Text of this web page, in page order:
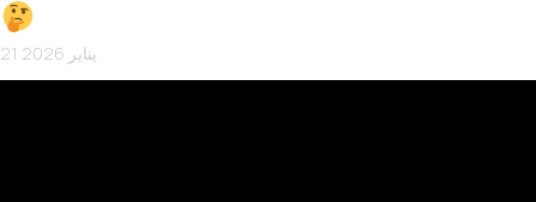
21 يناير 2026